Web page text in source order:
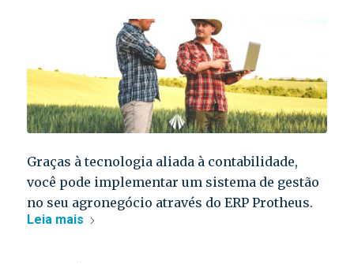
Graças à tecnologia aliada à contabilidade,
você pode implementar um sistema de gestão
no seu agronegócio através do ERP Protheus.
Leia mais